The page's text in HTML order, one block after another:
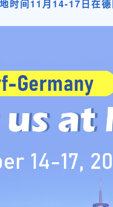
时间11月14-17日在德